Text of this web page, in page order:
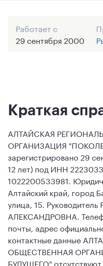
Работает с
29 сентября 2000
Краткая
АЛТАЙСКАЯ
ОРГАНИЗАЦИЯ
зарегистрировано 29
12 лет) под ИНН
1022200533981.
Алтайский край, город
улица, 15.
АЛЕКСАНДРОВНА.
почты, адрес
контактные данные
ОБЩЕСТВЕННАЯ
БУДУЩЕГО"